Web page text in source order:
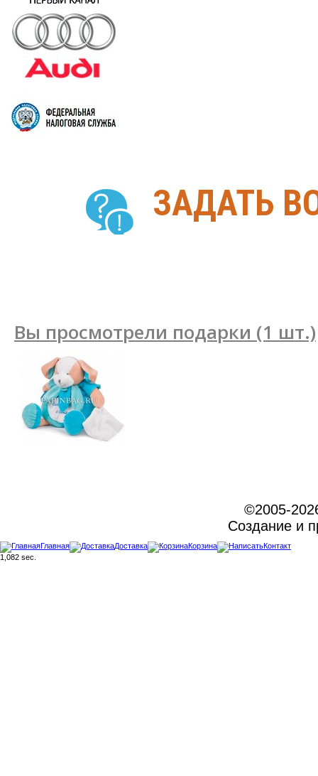
ЗАДАТЬ
Вы просмотрели подарки (1 шт.)
©2005-
Создание и
Главная Доставка Корзина
Контакт
1,082 sec.